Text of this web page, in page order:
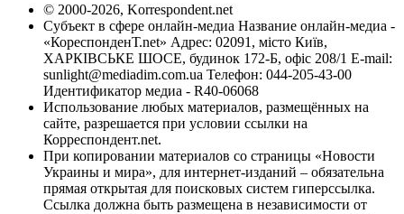
© 2000-2026, Korrespondent.net
Субъект в сфере онлайн-медиа Название онлайн-медиа -
«КореспонденТ.net» Адрес: 02091, місто Київ,
ХАРКІВСЬКЕ ШОСЕ, будинок 172-Б, офіс 208/1 E-mail:
sunlight@mediadim.com.ua Телефон: 044-205-43-00
Идентификатор медиа - R40-06068
Использование любых материалов, размещённых на
сайте, разрешается при условии ссылки на
Корреспондент.net.
При копировании материалов со страницы «Новости
Украины и мира», для интернет-изданий – обязательна
прямая открытая для поисковых систем гиперссылка.
Ссылка должна быть размещена в независимости от